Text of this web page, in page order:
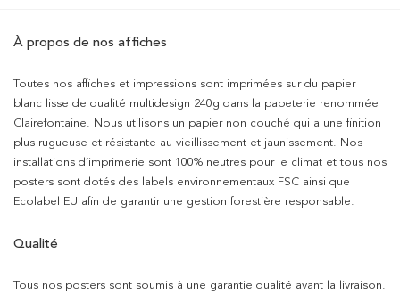
À propos de nos affiches
Toutes nos affiches et impressions sont imprimées sur du papier
blanc lisse de qualité multidesign 240g dans la papeterie renommée
Clairefontaine. Nous utilisons un papier non couché qui a une finition
plus rugueuse et résistante au vieillissement et jaunissement. Nos
installations d’imprimerie sont 100% neutres pour le climat et tous nos
posters sont dotés des labels environnementaux FSC ainsi que
Ecolabel EU afin de garantir une gestion forestière responsable.
Qualité
Tous nos posters sont soumis à une garantie qualité avant la livraison.